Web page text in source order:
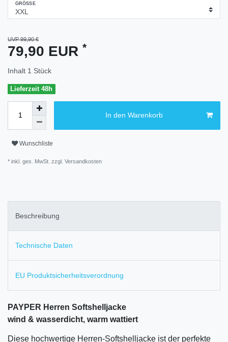
GRÖSSE
UVP 99,90 €
79,90 EUR *
Inhalt 1 Stück
Lieferzeit 48h
In den Warenkorb
Wunschliste
* inkl. ges. MwSt. zzgl. Versandkosten
Beschreibung
Technische Daten
EU Produktsicherheitsverordnung
PAYPER Herren Softshelljacke
wind & wasserdicht, warm wattiert
Diese hochwertige Herren-Softshelljacke ist der perfekte